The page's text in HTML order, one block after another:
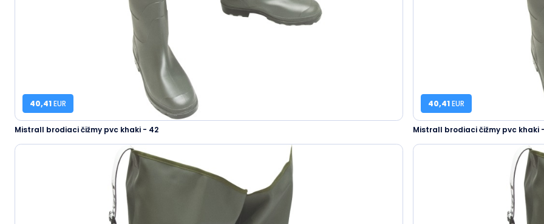
40,41EUR
Mistrall brodiaci čižmy pvc khaki - 42
40,41EUR
Mistrall brodiaci čižmy pvc khaki